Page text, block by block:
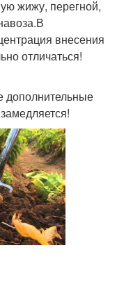
жижу, перегной,
внесения
отличаться!
дополнительные